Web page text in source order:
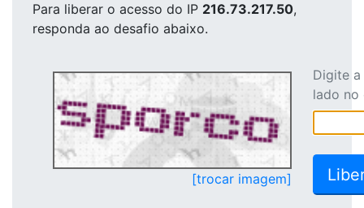
Para liberar o acesso do IP 216.73.217.50,
responda ao desafio abaixo.
[trocar imagem]
Digite
lado no